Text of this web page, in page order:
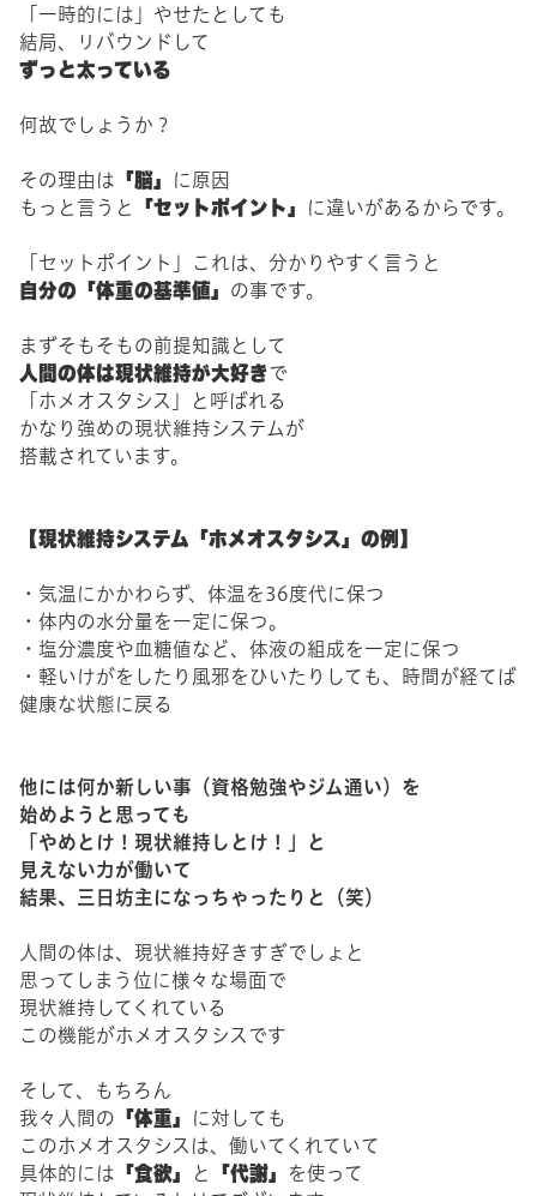
「一時的には」やせたとしても
結局、リバウンドして
ずっと太っている
何故でしょうか？
その理由は 「脳」 に原因
もっと言うと
「セットポイント」 に違いがあるからです。
「セットポイント」これは、分かりやすく言うと
自分の「体重の基準値」 の事です。
まずそもそもの前提知識として
人間の体は現状維持が大好きで
「ホメオスタシス」と呼ばれる
かなり強めの現状維持システムが
搭載されています。
【現状維持システム「ホメオスタシス」の例】
・気温にかかわらず、体温を36度代に保つ
・体内の水分量を一定に保つ。
・塩分濃度や血糖値など、体液の組成を一定に保つ
・軽いけがをしたり風邪をひいたりしても、時間が経てば
健康な状態に戻る
他には何か新しい事（資格勉強やジム通い）を
始めようと思っても
「やめとけ！現状維持しとけ！」と
見えない力が働いて
結果、三日坊主になっちゃったりと（笑）
人間の体は、現状維持好きすぎでしょと
思ってしまう位に様々な場面で
現状維持してくれている
この機能がホメオスタシスです
そして、もちろん
我々人間の 「体重」 に対しても
このホメオスタシスは、働いてくれていて
具体的には 「食欲」 と 「代謝」 を使って